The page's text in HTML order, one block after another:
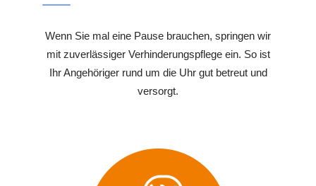
Wenn Sie mal eine Pause brauchen, springen wir
mit zuverlässiger Verhinderungspflege ein. So ist
Ihr Angehöriger rund um die Uhr gut betreut und
versorgt.